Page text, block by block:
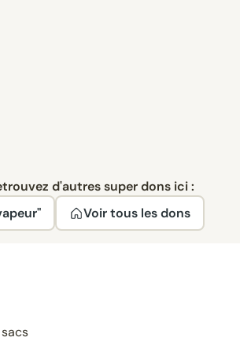
d'autres super dons ici :
Voir tous les dons